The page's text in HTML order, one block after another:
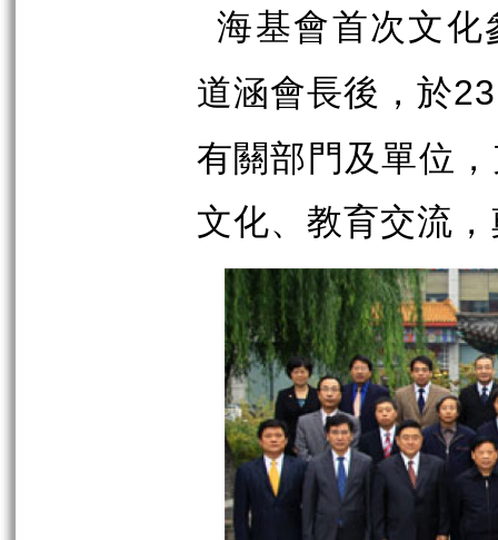
海基會首次文化
道涵會長後，於23
有關部門及單位
文化、教育交流